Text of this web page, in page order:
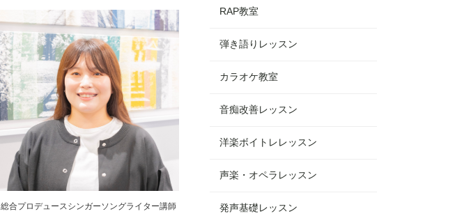
総合プロデュースシンガーソングライター講師
RAP教室
弾き語りレッスン
カラオケ教室
音痴改善レッスン
洋楽ボイトレレッスン
声楽・オペラレッスン
発声基礎レッスン